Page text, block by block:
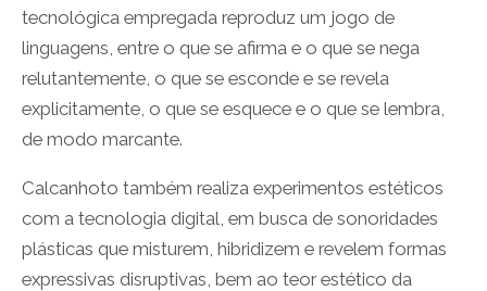
tecnológica empregada reproduz um jogo de
linguagens, entre o que se afirma e o que se nega
relutantemente, o que se esconde e se revela
explicitamente, o que se esquece e o que se lembra,
de modo marcante.
Calcanhoto também realiza experimentos estéticos
com a tecnologia digital, em busca de sonoridades
plásticas que misturem, hibridizem e revelem formas
expressivas disruptivas, bem ao teor estético da